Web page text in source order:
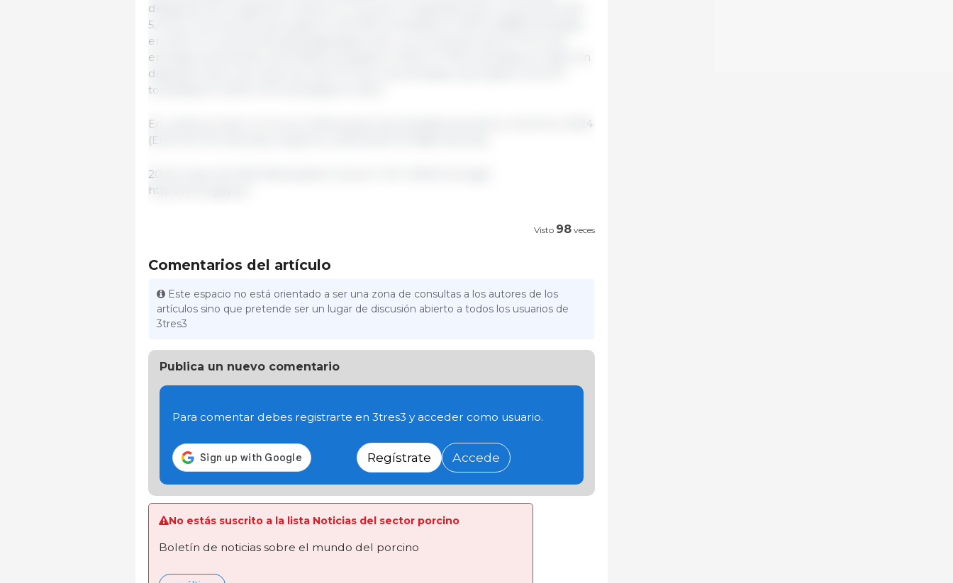
desglosan de la siguiente manera: en la carne congelada hubo un aumento del
5,4 % en los insumos que pasaron de 6750 toneladas en 2023 a 6.889 toneladas
en 2024. En carnes frescas/refrigeradas hubo un incremento del 6,7 % en las
entradas, alcanzando las 16 996 toneladas en 2023 a 17 813 toneladas en 2024. En
despojos hubo una reducción del 12,1 % en las entradas, que pasaron de 337
toneladas en 2023 a 314 toneladas en 2024.
En cuanto al valor en euros, la facturación de entradas aumentó un 6,2 % en 2024
(EUR 140 179 millones) respecto a 2023 (EUR 131 968 millones).
20 de mayo de 2024/ Newsletter Suínos nº 20- SIMA/ Portugal.
http://www.gpp.pt
Visto 98 veces
Comentarios del artículo
Este espacio no está orientado a ser una zona de consultas a los autores de los
artículos sino que pretende ser un lugar de discusión abierto a todos los usuarios de
3tres3
Publica un nuevo comentario
Para comentar debes registrarte en 3tres3 y acceder como usuario.
Regístrate Accede
No estás suscrito a la lista Noticias del sector porcino
Boletín de noticias sobre el mundo del porcino